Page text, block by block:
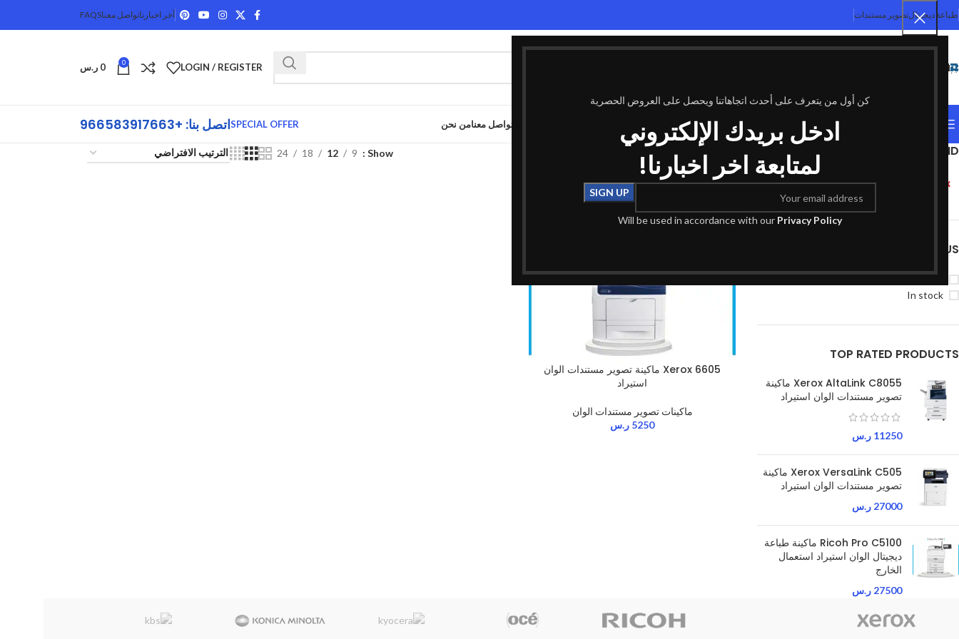
كن أول من يتعرف على أحدث اتجاهاتنا ويحصل على العروض الحصرية
ادخل بريدك الإلكتروني
لمتابعة اخر اخبارنا!
Will be used in accordance with our Privacy Policy
طباعة ديجيتالتصوير مستندات آخر اخبارناتواصل معناFAQS
LOGIN / REGISTER
0
0 ر.س
تواصل معنامن نحن SPECIAL OFFERاتصل بنا: +966583917663
FILTER BY BRAND
1
STOCK STATUS
In stock
TOP RATED PRODUCTS
Xerox AltaLink C8055 ماكينة
تصوير مستندات الوان استيراد
11250 ر.س
Xerox VersaLink C505 ماكينة
تصوير مستندات الوان استيراد
27000 ر.س
Ricoh Pro C5100 ماكينة طباعة
ديجيتال الوان استيراد استعمال
الخارج
27500 ر.س
الرئيسية منتجات تحت الوسم “Xerox 6605” Show
9
12
18
24
Xerox 6605 ماكينة تصوير مستندات الوان
استيراد
ماكينات تصوير مستندات الوان
5250 ر.س